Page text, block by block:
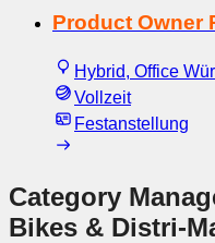
Product Owner
Hybrid, Office
Vollzeit
Festanstellung
Category
Bikes & Distri-